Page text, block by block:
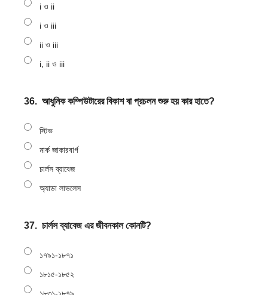
i ও ii
i ও iii
ii ও iii
i, ii ও iii
36. আধুনিক কম্পিউটারের বিকাশ বা প্রচলন শুরু হয় কার হাতে?
স্টিভ
মার্ক জাকারবার্গ
চার্লস ব্যাবেজ
অ্যাডা লাভলেস
37. চার্লস ব্যাবেজ এর জীবনকাল কোনটি?
১৭৯১-১৮৭১
১৮১৫-১৮৫২